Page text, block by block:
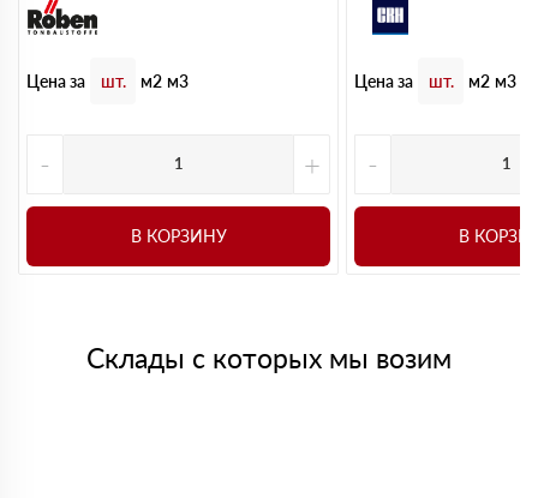
Цена за шт. м2 м3
- +
В КОРЗИНУ
Цена за шт. м2 м3
-
В
Склады с которых мы возим